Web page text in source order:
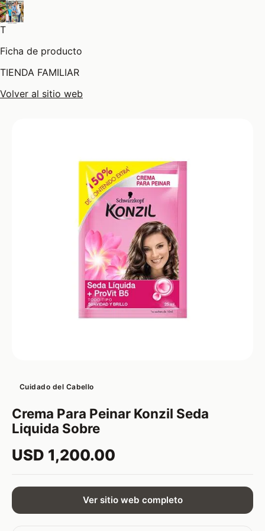
T
Ficha de producto
TIENDA FAMILIAR
Volver al sitio web
Cuidado del Cabello
Crema Para Peinar Konzil Seda
Liquida Sobre
USD 1,200.00
Ver sitio web completo